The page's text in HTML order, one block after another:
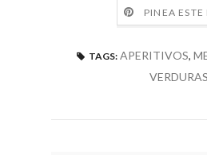
PINEA ESTE
TAGS: APERITIVOS,
VERDURAS